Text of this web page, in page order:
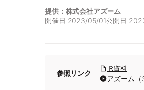
提供：株式会社アズーム
開催日 2023/05/01公開日
参照リンク
IR資料
アズーム